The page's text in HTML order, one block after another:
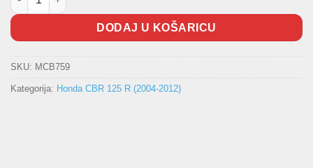
DODAJ U KOŠARICU
SKU: MCB759
Kategorija: Honda CBR 125 R (2004-2012)